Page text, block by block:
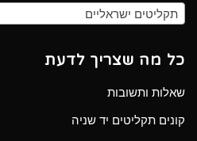
תקליטים ישראליים
כל מה שצריך לדעת
שאלות ותשובות
קונים תקליטים יד שניה